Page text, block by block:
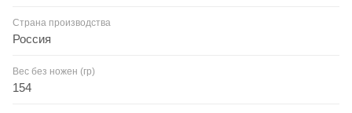
Страна производства
Россия
Вес без ножен (гр)
154